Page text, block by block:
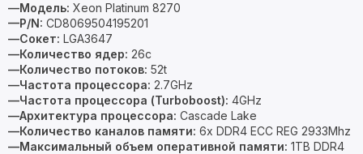
—Модель: Xeon Platinum 8270
—P/N: CD8069504195201
—Сокет: LGA3647
—Количество ядер: 26c
—Количество потоков: 52t
—Частота процессора: 2.7GHz
—Частота процессора (Turboboost): 4GHz
—Архитектура процессора: Cascade Lake
—Количество каналов памяти: 6x DDR4 ECC REG 2933Mhz
—Максимальный объем оперативной памяти: 1TB DDR4